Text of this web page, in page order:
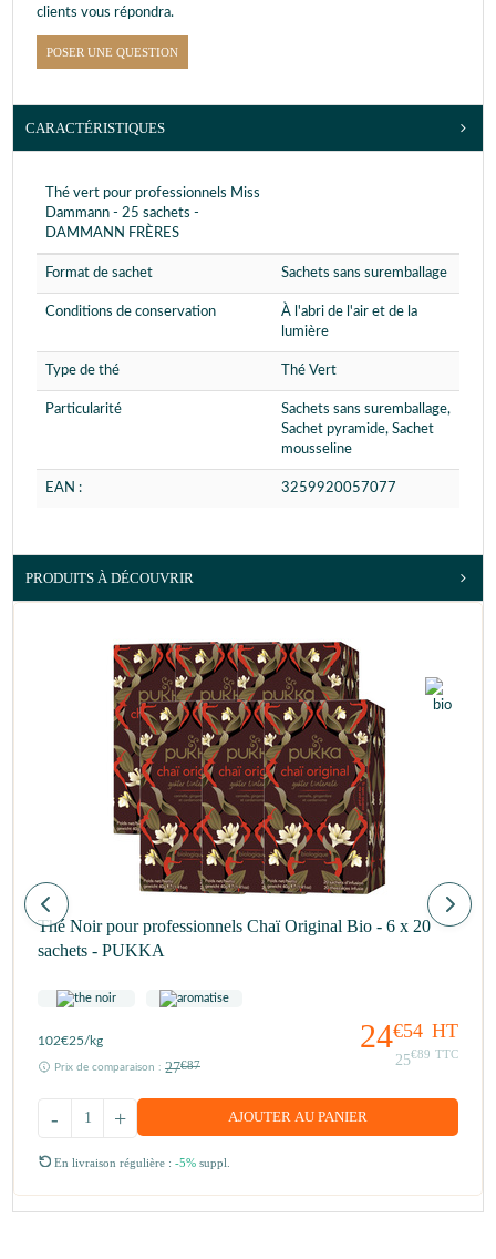
clients vous répondra.
POSER UNE QUESTION
CARACTÉRISTIQUES
Thé vert pour professionnels Miss
Dammann - 25 sachets -
DAMMANN FRÈRES
Format de sachet Sachets sans suremballage
Conditions de conservation
À l'abri de l'air et de la
lumière
Type de thé Thé Vert
Particularité
Sachets sans suremballage,
Sachet pyramide, Sachet
mousseline
EAN : 3259920057077
PRODUITS À DÉCOUVRIR
Thé Noir pour professionnels Chaï Original Bio - 6 x 20
sachets - PUKKA
24€54 HT
25€89 TTC
102€25/kg
Prix de comparaison : 27€87
+
- AJOUTER AU PANIER
En livraison régulière : -5% suppl.